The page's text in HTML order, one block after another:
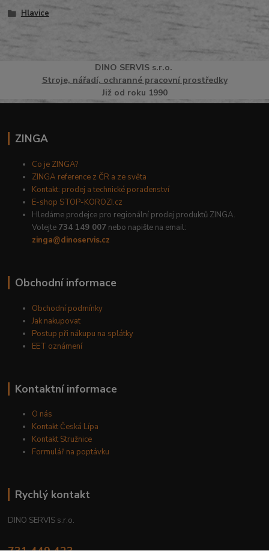
Hlavice
DINO SERVISs.r.o.
Stroje, nářadí, ochranné pracovní prostředky
Již od roku 1990
ZINGA
Co je ZINGA?
ZINGA reference z ČR a ze světa
Kontakt: prodej a technické poradenství
E-shop STOP-KOROZI.cz
Hledáme prodejce pro regionální prodej produktů ZINGA.
Volejte 734 149 007 nebo napište na email:
zinga@dinoservis.cz
Obchodní informace
Obchodní podmínky
Jak nakupovat
Postup při nákupu na splátky
EET oznámení
Kontaktní informace
O nás
Kontakt Česká Lípa
Kontakt Stružnice
Formulář na poptávku
Rychlý kontakt
DINO SERVIS s.r.o.